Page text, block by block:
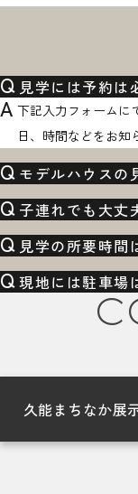
Q見学には予約は
A 下記入力フォームに
日、時間などをお知
Qモデルハウスの
Q子連れでも大丈
Q見学の所要時間
Q現地には駐車場
久能まちなか展